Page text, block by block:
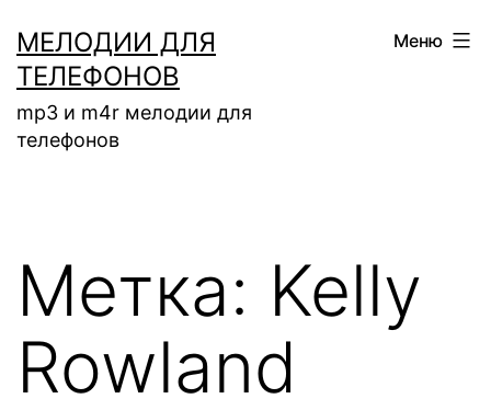
содержимому
МЕЛОДИИ ДЛЯ
ТЕЛЕФОНОВ
mp3 и m4r мелодии для
телефонов
Меню
Метка: Kelly
Rowland